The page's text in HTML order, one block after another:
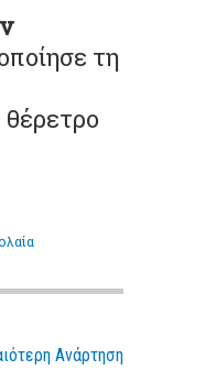
τη
Ανάρτηση